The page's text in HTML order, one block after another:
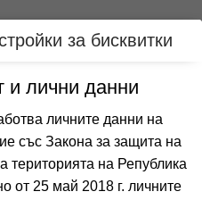
Вход
почивки на море
за бисквитки
и лични данни
личните данни на
със Закона за защита на
територията на Република
от 25 май 2018 г. личните